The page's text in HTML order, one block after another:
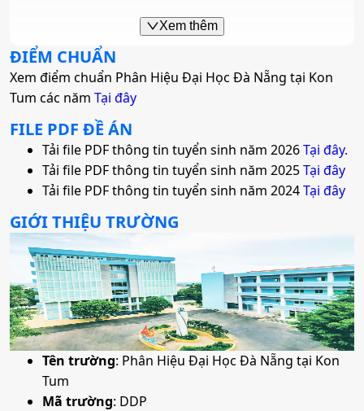
3. Quản trị kinh doanh
•Mã ngành:7340101
• Phương thức xét tuyển:
• Tổ hợp: X01; C14; X74; C20; C00; D14; C03; C04
4. Thương mại điện tử
•Mã ngành:7340122
• Phương thức xét tuyển:
Ưu TiênHọc BạĐT THPTThi Riêng
• Tổ hợp:X01; C14; X21; A09; X02; X26; C03; C04
5. Kế toán
•Mã ngành:7340301
Xem thêm
ĐIỂM CHUẨN
Xem điểm chuẩn Phân Hiệu Đại Học Đà Nẵng tại Kon
Tum các năm Tại đây
FILE PDF ĐỀ ÁN
Tải file PDF thông tin tuyển sinh năm 2026Tại đây.
Tải file PDF thông tin tuyển sinh năm 2025Tại đây
Tải file PDF thông tin tuyển sinh năm 2024Tại đây
GIỚI THIỆU TRƯỜNG
Tên trường: Phân Hiệu Đại Học Đà Nẵng tại Kon
Tum
Mã trường: DDP